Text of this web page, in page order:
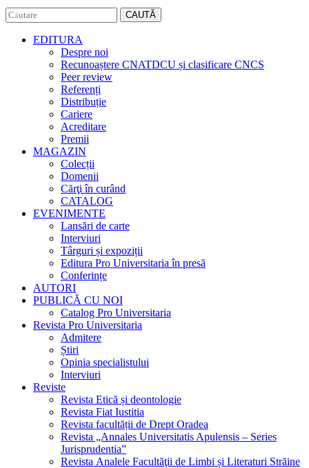
CAUTĂ
EDITURA
Despre noi
Recunoaștere CNATDCU și clasificare CNCS
Peer review
Referenți
Distribuție
Cariere
Acreditare
Premii
MAGAZIN
Colecții
Domenii
Cărţi în curând
CATALOG
EVENIMENTE
Lansări de carte
Interviuri
Târguri și expoziții
Editura Pro Universitaria în presă
Conferințe
AUTORI
PUBLICĂ CU NOI
Catalog Pro Universitaria
Revista Pro Universitaria
Admitere
Știri
Opinia specialistului
Interviuri
Reviste
Revista Etică și deontologie
Revista Fiat Iustitia
Revista facultății de Drept Oradea
Revista „Annales Universitatis Apulensis – Series
Jurisprudentia”
Revista Analele Facultăţii de Limbi și Literaturi Străine